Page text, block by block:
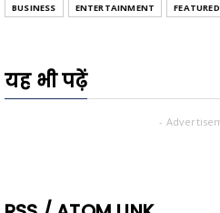
BUSINESS ENTERTAINMENT FEATURED
यह भी पढ़ें
-